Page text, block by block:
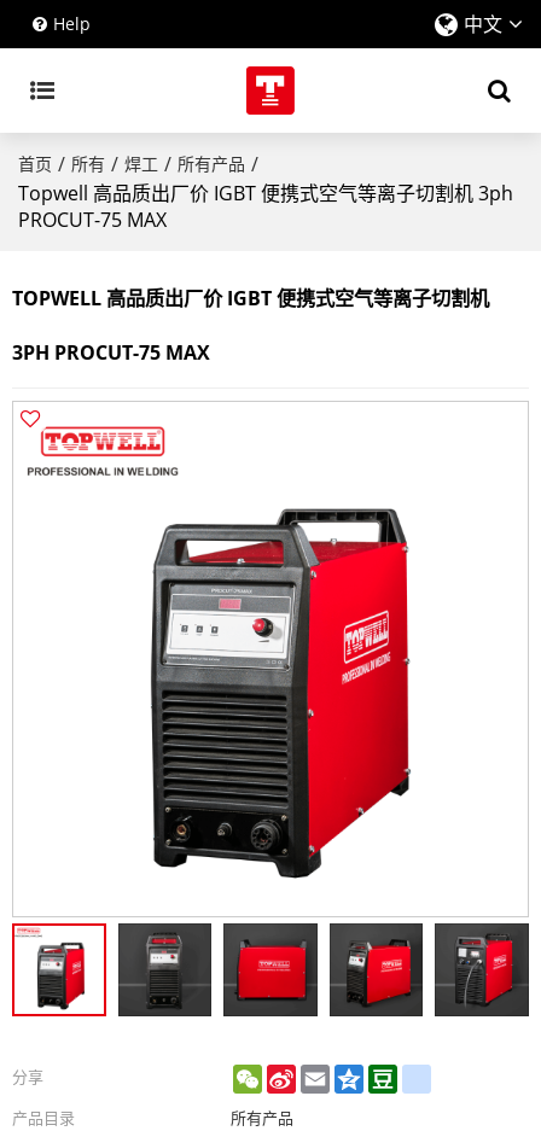
Help 中文
首页 / 所有 / 焊工 / 所有产品 /
Topwell 高品质出厂价 IGBT 便携式空气等离子切割机 3ph
PROCUT-75 MAX
TOPWELL 高品质出厂价 IGBT 便携式空气等离子切割机
3PH PROCUT-75 MAX
分享 WeChat
Sina
Weibo
Email Qzone
产品目录
所有产品